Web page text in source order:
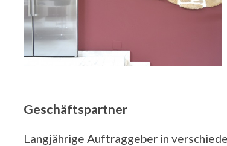
Geschäftspartner
Langjährige Auftraggeber in